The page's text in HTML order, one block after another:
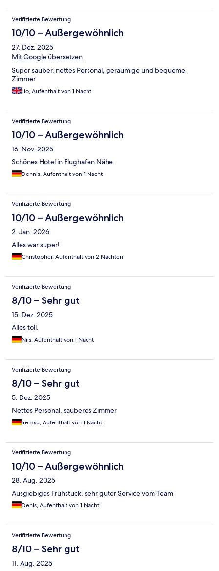
Verifizierte Bewertung
10/10 – Außergewöhnlich
27. Dez. 2025
Mit Google übersetzen
Super sauber, nettes Personal, geräumige und bequeme
Zimmer
Lio, Aufenthalt von 1 Nacht
Verifizierte Bewertung
10/10 – Außergewöhnlich
16. Nov. 2025
Schönes Hotel in Flughafen Nähe.
Dennis, Aufenthalt von 1 Nacht
Verifizierte Bewertung
10/10 – Außergewöhnlich
2. Jan. 2026
Alles war super!
Christopher, Aufenthalt von 2 Nächten
Verifizierte Bewertung
8/10 – Sehr gut
15. Dez. 2025
Alles toll.
Nils, Aufenthalt von 1 Nacht
Verifizierte Bewertung
8/10 – Sehr gut
5. Dez. 2025
Nettes Personal, sauberes Zimmer
Iremsu, Aufenthalt von 1 Nacht
Verifizierte Bewertung
10/10 – Außergewöhnlich
28. Aug. 2025
Ausgiebiges Frühstück, sehr guter Service vom Team
Denis, Aufenthalt von 1 Nacht
Verifizierte Bewertung
8/10 – Sehr gut
11. Aug. 2025